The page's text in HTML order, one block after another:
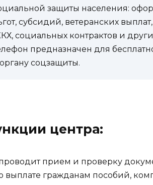
защиты населения:
субсидий, ветеранских
социальных контрактов и
предназначен для
соцзащиты.
центра:
прием и проверку
выплате гражданам пособий,